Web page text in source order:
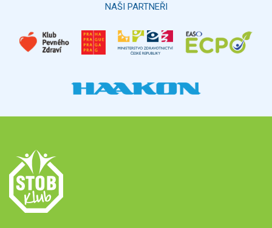
NAŠI PARTNEŘI